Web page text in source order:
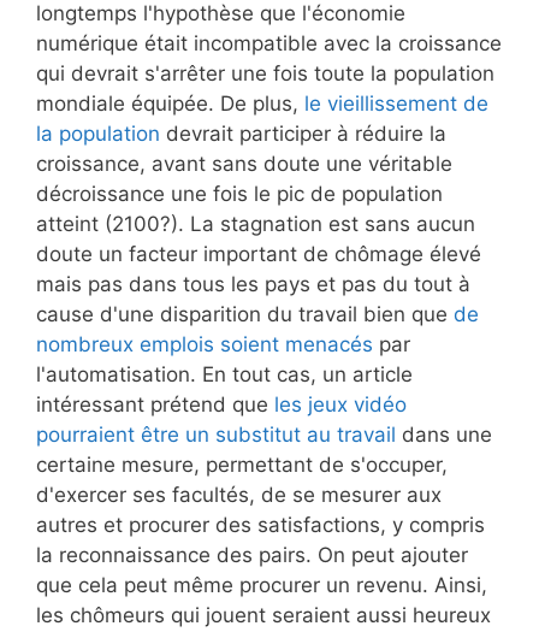
longtemps l'hypothèse que l'économie
numérique était incompatible avec la croissance
qui devrait s'arrêter une fois toute la population
mondiale équipée. De plus, le vieillissement de
la population devrait participer à réduire la
croissance, avant sans doute une véritable
décroissance une fois le pic de population
atteint (2100?). La stagnation est sans aucun
doute un facteur important de chômage élevé
mais pas dans tous les pays et pas du tout à
cause d'une disparition du travail bien que de
nombreux emplois soient menacés par
l'automatisation. En tout cas, un article
intéressant prétend que les jeux vidéo
pourraient être un substitut au travail dans une
certaine mesure, permettant de s'occuper,
d'exercer ses facultés, de se mesurer aux
autres et procurer des satisfactions, y compris
la reconnaissance des pairs. On peut ajouter
que cela peut même procurer un revenu. Ainsi,
les chômeurs qui jouent seraient aussi heureux